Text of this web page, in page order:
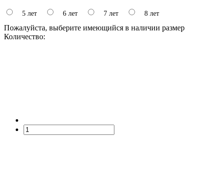
5 лет 6 лет 7 лет 8 лет
Пожалуйста, выберите имеющийся в наличии размер
Количество: